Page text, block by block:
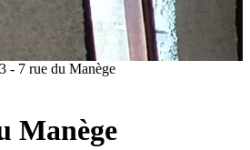
- 7 rue du Manège
Manège